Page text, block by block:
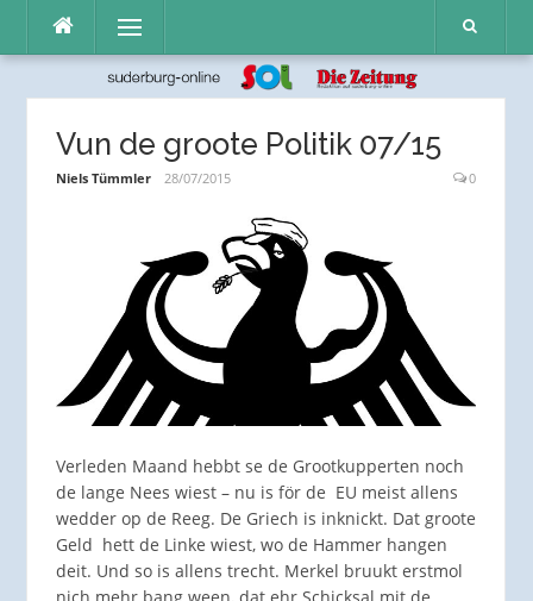
Inhalt
Menü
Vun de groote Politik 07/15
Niels Tümmler 28/07/2015 0
Verleden Maand hebbt se de Grootkupperten noch
de lange Nees wiest – nu is för de EU meist allens
wedder op de Reeg. De Griech is inknickt. Dat groote
Geld hett de Linke wiest, wo de Hammer hangen
deit. Und so is allens trecht. Merkel bruukt erstmol